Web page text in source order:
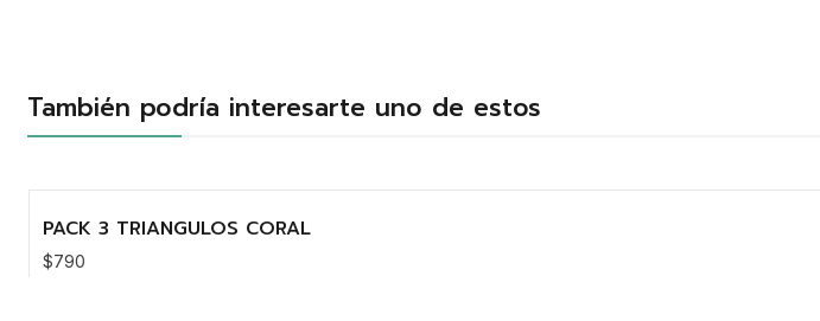
También podría interesarte uno de estos
PACK 3 TRIANGULOS CORAL
$790